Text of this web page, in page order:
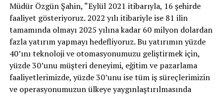
Müdür Özgün Şahin, “Eylül 2021 itibarıyla, 16 şehirde
faaliyet gösteriyoruz. 2022 yılı itibariyle ise 81 ilin
tamamında olmayı 2025 yılına kadar 60 milyon dolardan
fazla yatırım yapmayı hedefliyoruz. Bu yatırımın yüzde
40’ını teknoloji ve otomasyonumuzu geliştirmek için,
yüzde 30’unu müşteri deneyimi, eğitim ve pazarlama
faaliyetlerimizde, yüzde 30’unu ise tüm iş süreçlerimizin
ve operasyonumuzun ülkeye yaygınlaştırılmasında